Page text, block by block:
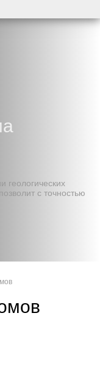
геологических
с точностью